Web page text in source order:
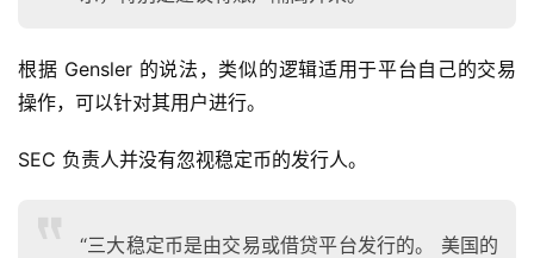
根据 Gensler 的说法，类似的逻辑适用于平台自己的交易
操作，可以针对其用户进行。
SEC 负责人并没有忽视稳定币的发行人。
“三大稳定币是由交易或借贷平台发行的。 美国的